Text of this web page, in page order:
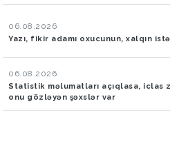
06.08.2026
Yazı, fikir adamı oxucunun, xalqın
06.08.2026
Statistik məlumatları açıqlasa, iclas
onu gözləyən şəxslər var